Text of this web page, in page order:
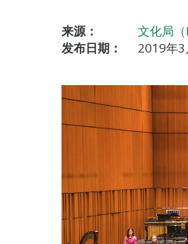
来源：
文化局（
发布日期：
2019年3